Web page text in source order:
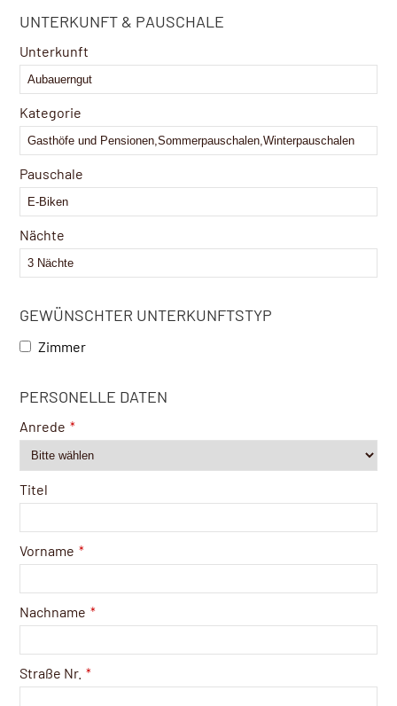
Email *
UNTERKUNFT & PAUSCHALE
Unterkunft
Kategorie
Pauschale
Nächte
GEWÜNSCHTER UNTERKUNFTSTYP
Zimmer
PERSONELLE DATEN
Anrede *
Titel
Vorname *
Nachname *
Straße Nr. *